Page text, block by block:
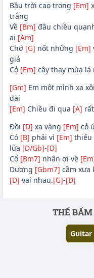
Bầu trời cao trong [Em]
trắng
Về [Bm] đâu chiều
ai [Am]
Chở [G] nốt những [Em]
giá
Cỏ [Em] cây thay mùa lá
[Gm] Em một mình xa xôi
dài
[Em] Chiều đi qua [A]
Đồi [D] xa vàng [Em] cỏ
Có [B] phải vì [Em] thiếu
lửa [D/Gb]-[D]
Cố [Bm7] nhân ơi về
Dương [Gbm7] cầm xưa
[D] vai nhau.[G]-[D]
Phần nội dungTHẾ BẤM
Guitar